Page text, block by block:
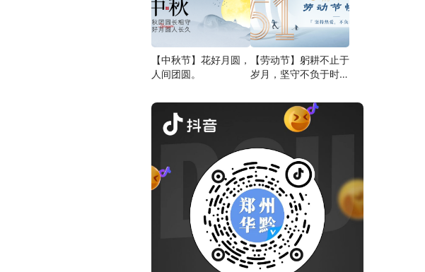
【中秋节】花好月圆，
人间团圆。
【劳动节】躬耕不止于
岁月，坚守不负于时